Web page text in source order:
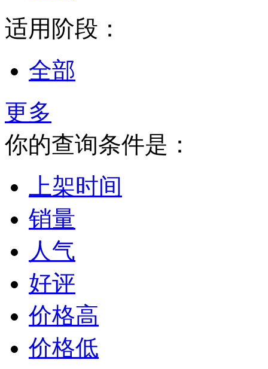
适用阶段：
全部
更多
你的查询条件是：
上架时间
销量
人气
好评
价格高
价格低